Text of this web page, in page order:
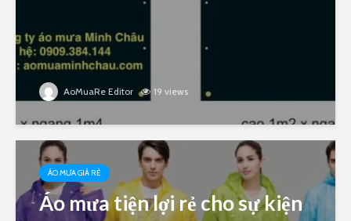
AoMuaRe Editor 19 views
ÁO MƯA GIÁ RẺ
Áo mưa tiện lợi rẻ cho sự kiện